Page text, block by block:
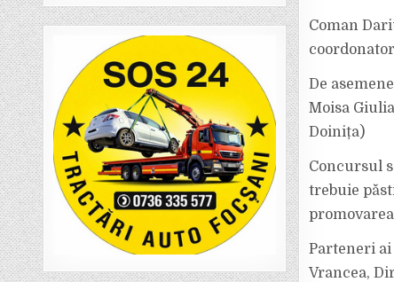
Coman
De
Moisa
Doinița)
Concursul
trebuie
Parteneri
Vrancea,